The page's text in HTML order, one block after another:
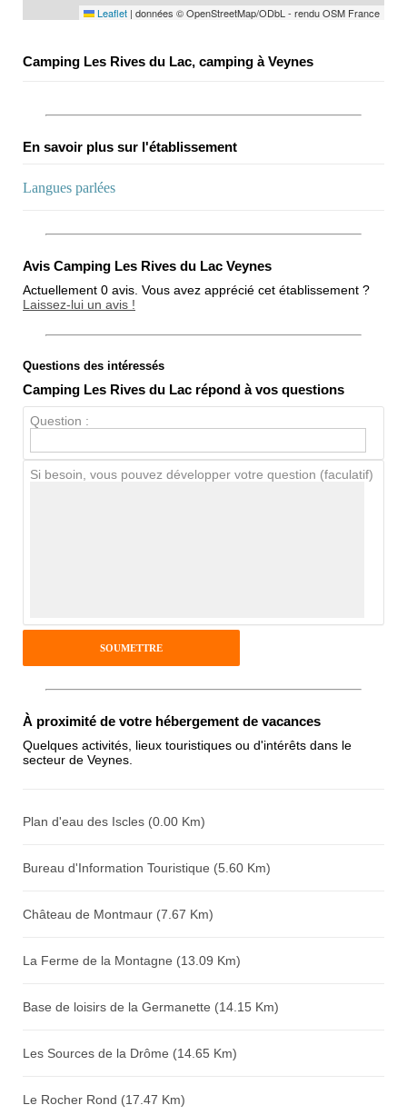
Leaflet | données © OpenStreetMap/ODbL - rendu OSM France
Camping Les Rives du Lac, camping à Veynes
En savoir plus sur l'établissement
Langues parlées
Avis Camping Les Rives du Lac Veynes
Actuellement 0 avis. Vous avez apprécié cet établissement ?
Laissez-lui un avis !
Note globale
Propreté
Antispam - Combien font 7x4 (en
chiffres) :
Questions des intéressés
Camping Les Rives du Lac répond à vos questions
Question :
Si besoin, vous pouvez développer votre question (faculatif)
À proximité de votre hébergement de vacances
Quelques activités, lieux touristiques ou d'intérêts dans le
secteur de Veynes.
Plan d'eau des Iscles (0.00 Km)
Bureau d'Information Touristique (5.60 Km)
Château de Montmaur (7.67 Km)
La Ferme de la Montagne (13.09 Km)
Base de loisirs de la Germanette (14.15 Km)
Les Sources de la Drôme (14.65 Km)
Le Rocher Rond (17.47 Km)